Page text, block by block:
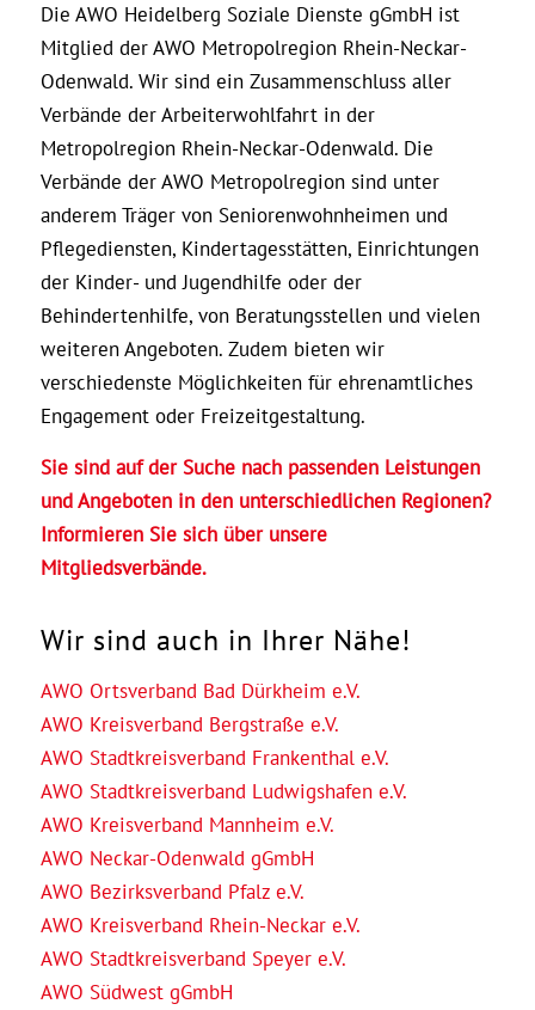
Die AWO Heidelberg Soziale Dienste gGmbH ist
Mitglied der AWO Metropolregion Rhein-Neckar-
Odenwald. Wir sind ein Zusammenschluss aller
Verbände der Arbeiterwohlfahrt in der
Metropolregion Rhein-Neckar-Odenwald. Die
Verbände der AWO Metropolregion sind unter
anderem Träger von Seniorenwohnheimen und
Pflegediensten, Kindertagesstätten, Einrichtungen
der Kinder- und Jugendhilfe oder der
Behindertenhilfe, von Beratungsstellen und vielen
weiteren Angeboten. Zudem bieten wir
verschiedenste Möglichkeiten für ehrenamtliches
Engagement oder Freizeitgestaltung.
Sie sind auf der Suche nach passenden Leistungen
und Angeboten in den unterschiedlichen Regionen?
Informieren Sie sich über unsere
Mitgliedsverbände.
Wir sind auch in Ihrer Nähe!
AWO Ortsverband Bad Dürkheim e.V.
AWO Kreisverband Bergstraße e.V.
AWO Stadtkreisverband Frankenthal e.V.
AWO Stadtkreisverband Ludwigshafen e.V.
AWO Kreisverband Mannheim e.V.
AWO Neckar-Odenwald gGmbH
AWO Bezirksverband Pfalz e.V.
AWO Kreisverband Rhein-Neckar e.V.
AWO Stadtkreisverband Speyer e.V.
AWO Südwest gGmbH